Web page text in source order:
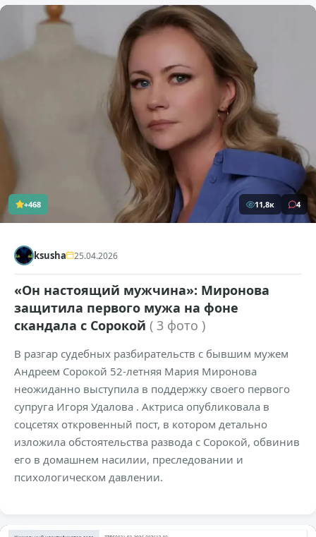
+468 11,8к 4
ksusha 25.04.2026
«Он настоящий мужчина»: Миронова
защитила первого мужа на фоне
скандала с Сорокой ( 3 фото )
В разгар судебных разбирательств с бывшим мужем
Андреем Сорокой 52-летняя Мария Миронова
неожиданно выступила в поддержку своего первого
супруга Игоря Удалова . Актриса опубликовала в
соцсетях откровенный пост, в котором детально
изложила обстоятельства развода с Сорокой, обвинив
его в домашнем насилии, преследовании и
психологическом давлении.